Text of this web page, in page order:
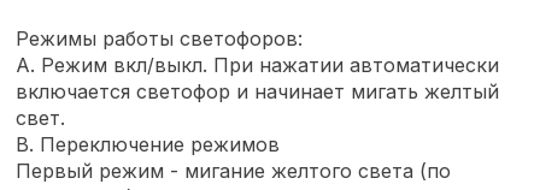
Режимы работы светофоров:
А. Режим вкл/выкл. При нажатии автоматически
включается светофор и начинает мигать желтый
свет.
В. Переключение режимов
Первый режим - мигание желтого света (по